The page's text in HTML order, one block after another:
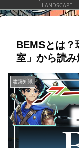
LANDSCAPE
BEMSとは？
室」から読
建築知識